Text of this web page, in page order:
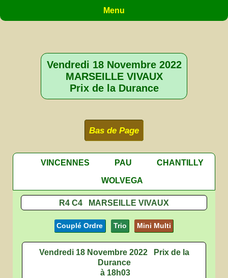
Menu
Vendredi 18 Novembre 2022
MARSEILLE VIVAUX
Prix de la Durance
Bas de Page
VINCENNES PAU
CHANTILLY
WOLVEGA
R4 C4 MARSEILLE VIVAUX
Couplé Ordre Trio Mini Multi
Vendredi 18 Novembre 2022
Prix de la
Durance
à 18h03